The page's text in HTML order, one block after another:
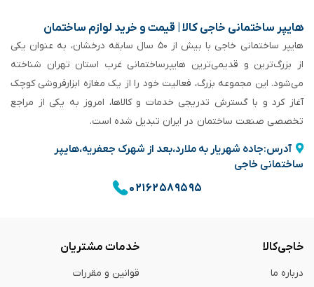
هایپر ساختمانی خاجی‌ کالا | قیمت و خرید لوازم ساختمان
هایپر ساختمانی خاجی‌ با بیش از ۵۰ سال سابقه‌ درخشان، به عنوان یکی
از بزرگ‌ترین و قدیمی‌ترین هایپرساختمانی‌ غرب استان تهران شناخته
می‌شود. این مجموعه بزرگ، فعالیت خود را از یک مغازه ابزارفروشی کوچک
آغاز کرد و با گسترش تدریجی خدمات و کالاها، امروز به یکی از مراجع
تخصصی صنعت ساختمان در ایران تبدیل شده است.
آدرس:جاده شهریار به ملارد،بعد از شهرک جعفریه،هایپر
ساختمانی خاجی
۰۲۱۶۲۵۸۹۵۹۵
خاجی‌کالا
درباره ما
خدمات مشتریان
قوانین و مقررات